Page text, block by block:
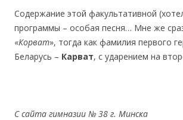
Содержание этой факультативной
программы – особая песня… Мне же
«Корват», тогда как фамилия первого
Беларусь – Карват, с ударением на
C cайта гимназии № 38 г. Минска